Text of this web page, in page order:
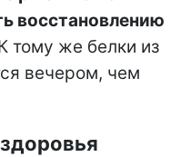
восстановлению
тому же белки из
вечером, чем